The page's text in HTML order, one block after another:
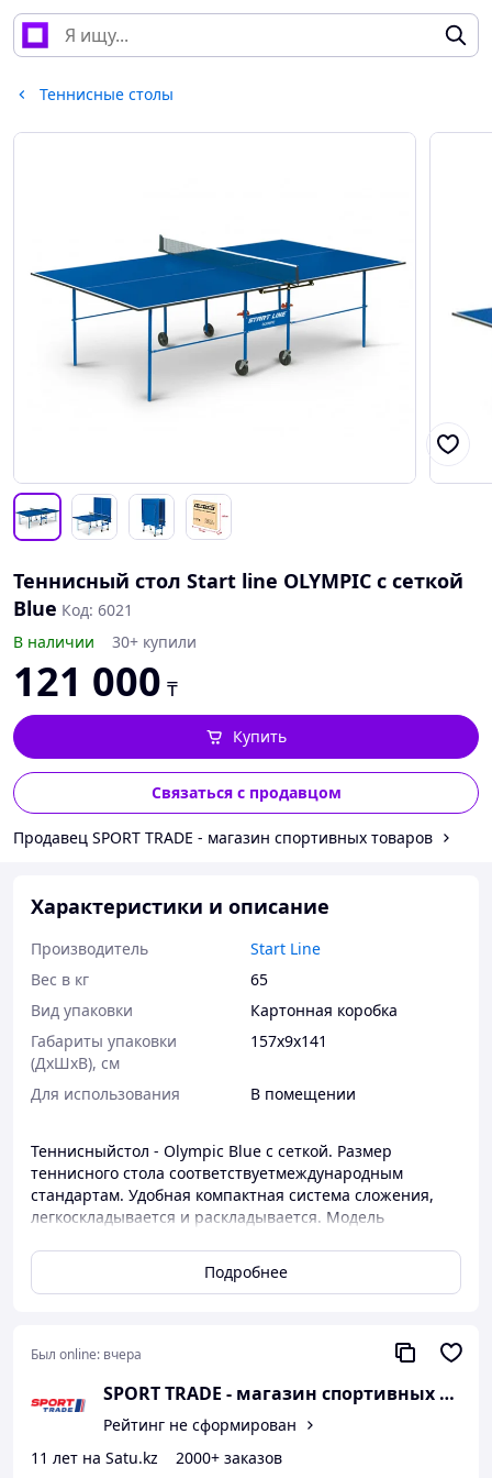
Теннисные столы
Теннисный стол Start line OLYMPIC с сеткой
Blue Код: 6021
В наличии
30+ купили
121 000 ₸
Купить
Связаться с продавцом
Продавец SPORT TRADE - магазин спортивных товаров
Характеристики и описание
Производитель
Start Line
Вес в кг
65
Вид упаковки
Картонная коробка
Габариты упаковки
(ДхШхВ), см
157х9х141
Для использования В помещении
Теннисныйстол - Olympic Blue с сеткой. Размер
теннисного стола соответствуетмеждународным
стандартам. Удобная компактная система сложения,
легкоскладывается и раскладывается. Модель
требующей демонтажа при складывании.
Предусмотрена возможностьодиночной игры.
и системы сложения для легкойтранспортировки. А
приобрести стол для тенниса, смело выбирайте Start
Line - и Вы получите качественный, надежный товар со
стильным дизайном и безупречными игровыми
характеристиками. Именно эти составляющие
Подробнее
Был online: вчера
SPORT TRADE - магазин спортивных
Рейтинг не сформирован
11 лет на Satu.kz
2000+ заказов